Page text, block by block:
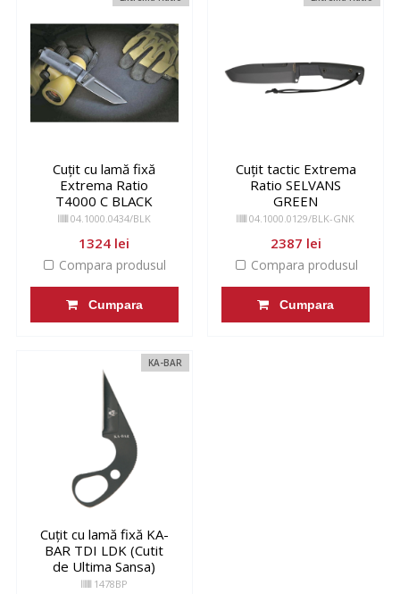
Cuțit cu lamă fixă
Extrema Ratio
T4000 C BLACK
04.1000.0434/BLK
1324 lei
Compara produsul
Cumpara
Cuțit tactic Extrema
Ratio SELVANS
GREEN
04.1000.0129/BLK-GNK
2387 lei
Compara produsul
Cumpara
KA-BAR
Cuțit cu lamă fixă KA-
BAR TDI LDK (Cutit
de Ultima Sansa)
1478BP